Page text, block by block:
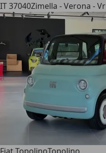
IT 37040Zimella - Verona - Vr